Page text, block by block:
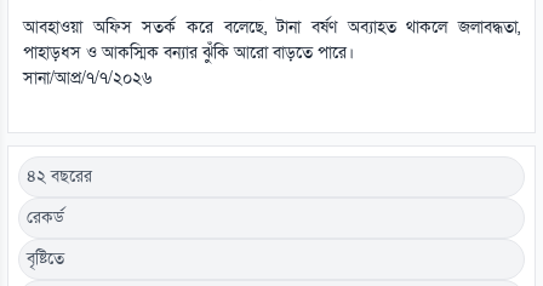
আবহাওয়া অফিস সতর্ক করে বলেছে, টানা বর্ষণ অব্যাহত থাকলে জলাবদ্ধতা,
পাহাড়ধস ও আকস্মিক বন্যার ঝুঁকি আরো বাড়তে পারে।
সানা/আপ্র/৭/৭/২০২৬
৪২ বছরের
রেকর্ড
বৃষ্টিতে